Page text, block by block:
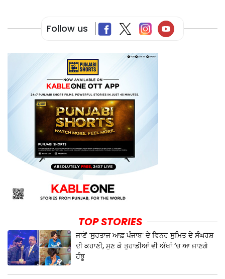
Follow us
TOP STORIES
ਜਾਣੋਂ ‘ਸੁਰਤਾਜ ਆਫ਼ ਪੰਜਾਬ’ ਦੇ ਵਿਨਰ ਸੁਮਿਤ ਦੇ ਸੰਘਰਸ਼
ਦੀ ਕਹਾਣੀ, ਸੁਣ ਕੇ ਤੁਹਾਡੀਆਂ ਵੀ ਅੱਖਾਂ ‘ਚ ਆ ਜਾਣਗੇ
ਹੰਝੂ